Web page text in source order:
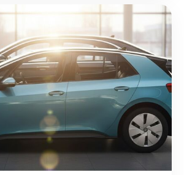
Vergleich
2025/26